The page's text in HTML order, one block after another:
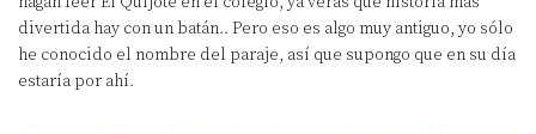
divertida hay con un batán.. Pero eso es algo muy antiguo, yo sólo
he conocido el nombre del paraje, así que supongo que en su día
estaría por ahí.